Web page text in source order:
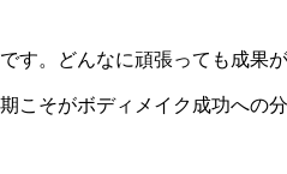
す。どんなに頑張っても成果
こそがボディメイク成功への分